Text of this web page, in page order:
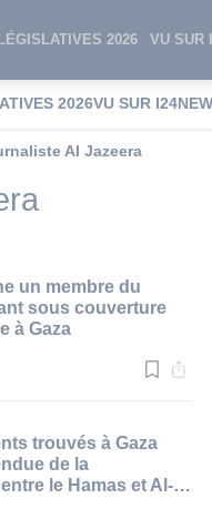
2026 VU SUR
2026VU SUR
Al Jazeera
un membre du
sous couverture
à Gaza
trouvés à Gaza
de la
le Hamas et Al-